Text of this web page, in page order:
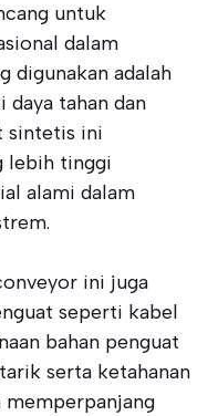
untuk
dalam
digunakan adalah
tahan dan
sintetis ini
lebih tinggi
alami dalam
ini juga
seperti kabel
bahan penguat
serta ketahanan
memperpanjang